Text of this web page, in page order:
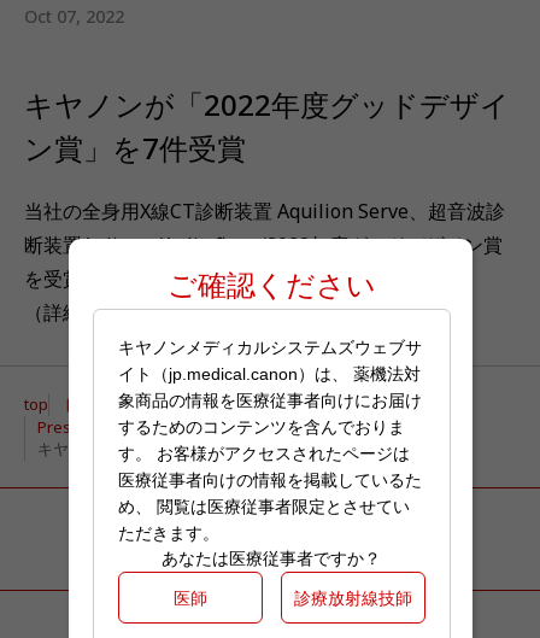
Oct 07, 2022
キヤノンが「2022年度グッドデザイ
ン賞」を7件受賞
当社の全身用X線CT診断装置 Aquilion Serve、超音波診
断装置Aplio go/Aplio flexが2022年度グッドデザイン賞
を受賞しました。
（詳細はこちらから）
top
トップメッセージ | キヤノンメディカルシステムズ
Press Releases | Recent Articles
キヤノンが「2022年度グッドデザイン賞」を7件受賞
ご確認ください
キヤノンメディカルシステムズウェブサ
イト（jp.medical.canon）は、 薬機法対
象商品の情報を医療従事者向けにお届け
するためのコンテンツを含んでおりま
す。 お客様がアクセスされたページは
医療従事者向けの情報を掲載しているた
め、 閲覧は医療従事者限定とさせてい
ただきます。
あなたは医療従事者ですか？
医師 診療放射線技師